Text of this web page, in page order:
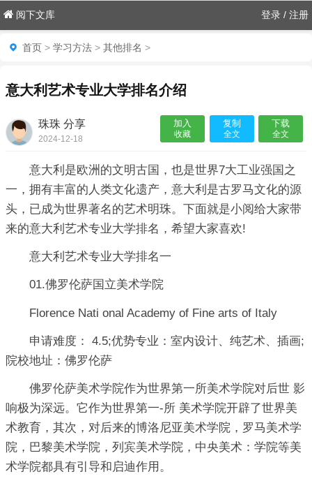
阅下文库 登录 / 注册
首页 > 学习方法 > 其他排名 >
意大利艺术专业大学排名介绍
珠珠 分享
2024-12-18
加入
收藏
复制
全文
下载
全文
意大利是欧洲的文明古国，也是世界7大工业强国之
一，拥有丰富的人类文化遗产，意大利是古罗马文化的源
头，已成为世界著名的艺术明珠。下面就是小阅给大家带
来的意大利艺术专业大学排名，希望大家喜欢!
意大利艺术专业大学排名一
01.佛罗伦萨国立美术学院
Florence Nati onal Academy of Fine arts of Italy
申请难度： 4.5;优势专业：室内设计、纯艺术、插画;
院校地址：佛罗伦萨
佛罗伦萨美术学院作为世界第一所美术学院对后世 影
响极为深远。它作为世界第一-所 美术学院开辟了世界美
术教育，其次，对后来的博洛尼亚美术学院，罗马美术学
院，巴黎美术学院，列宾美术学院，中央美术：学院等美
术学院都具有引导和启迪作用。